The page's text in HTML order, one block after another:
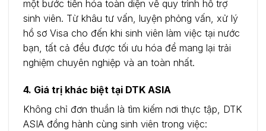
một bước tiến hóa toàn diện về quy trình hỗ trợ
sinh viên. Từ khâu tư vấn, luyện phỏng vấn, xử lý
hồ sơ Visa cho đến khi sinh viên làm việc tại nước
bạn, tất cả đều được tối ưu hóa để mang lại trải
nghiệm chuyên nghiệp và an toàn nhất.
4. Giá trị khác biệt tại DTK ASIA
Không chỉ đơn thuần là tìm kiếm nơi thực tập, DTK
ASIA đồng hành cùng sinh viên trong việc: